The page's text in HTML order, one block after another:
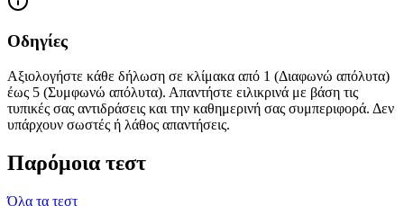
Οδηγίες
Αξιολογήστε κάθε δήλωση σε κλίμακα από 1 (Διαφωνώ απόλυτα)
έως 5 (Συμφωνώ απόλυτα). Απαντήστε ειλικρινά με βάση τις
τυπικές σας αντιδράσεις και την καθημερινή σας συμπεριφορά. Δεν
υπάρχουν σωστές ή λάθος απαντήσεις.
Παρόμοια τεστ
Όλα τα τεστ